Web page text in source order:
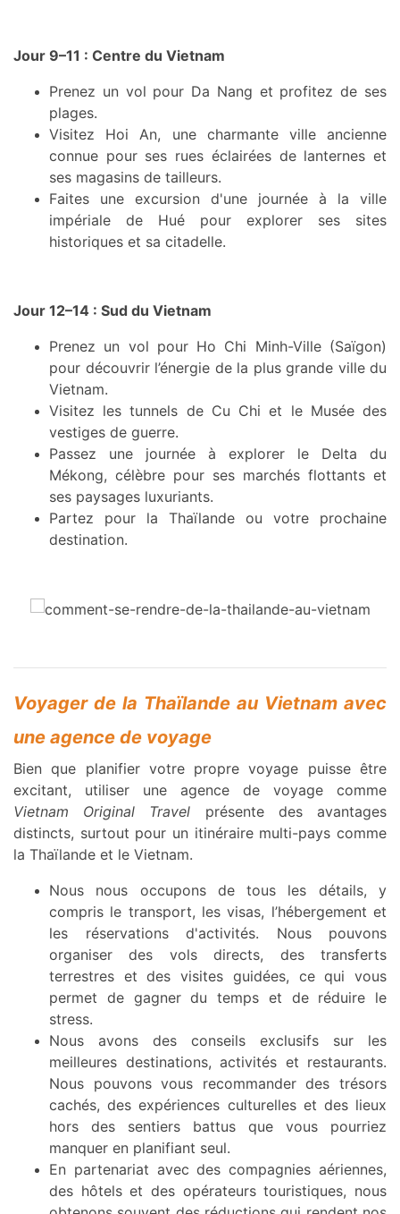
Jour 9–11 : Centre du Vietnam
Prenez un vol pour Da Nang et profitez de ses
plages.
Visitez Hoi An, une charmante ville ancienne
connue pour ses rues éclairées de lanternes et
ses magasins de tailleurs.
Faites une excursion d'une journée à la ville
impériale de Hué pour explorer ses sites
historiques et sa citadelle.
Jour 12–14 : Sud du Vietnam
Prenez un vol pour Ho Chi Minh-Ville (Saïgon)
pour découvrir l’énergie de la plus grande ville du
Vietnam.
Visitez les tunnels de Cu Chi et le Musée des
vestiges de guerre.
Passez une journée à explorer le Delta du
Mékong, célèbre pour ses marchés flottants et
ses paysages luxuriants.
Partez pour la Thaïlande ou votre prochaine
destination.
Voyager de la Thaïlande au Vietnam avec
une agence de voyage
Bien que planifier votre propre voyage puisse être
excitant, utiliser une agence de voyage comme
Vietnam Original Travel présente des avantages
distincts, surtout pour un itinéraire multi-pays comme
la Thaïlande et le Vietnam.
Nous nous occupons de tous les détails, y
compris le transport, les visas, l’hébergement et
les réservations d'activités. Nous pouvons
organiser des vols directs, des transferts
terrestres et des visites guidées, ce qui vous
permet de gagner du temps et de réduire le
stress.
Nous avons des conseils exclusifs sur les
meilleures destinations, activités et restaurants.
Nous pouvons vous recommander des trésors
cachés, des expériences culturelles et des lieux
hors des sentiers battus que vous pourriez
manquer en planifiant seul.
En partenariat avec des compagnies aériennes,
des hôtels et des opérateurs touristiques, nous